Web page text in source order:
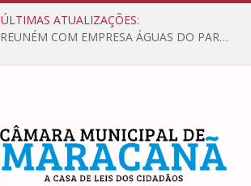
ÚLTIMAS ATUALIZAÇÕES:
VEREADORES SE REUNÉM COM EMPRESA ÁGUAS DO PARÁ, PARA APRESENTAR REIVINDICAÇÕES E MELHORIAS NA QUALIDADE DOS SERVIÇOS OFERECIDOS Á POPULAÇÃO.